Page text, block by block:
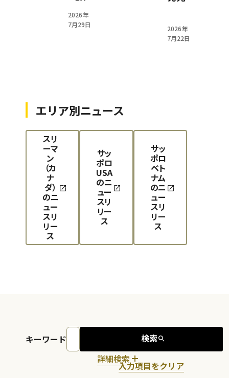
2026年
7月29日
2026年
7月22日
エリア別ニュース
スリ
ーマ
ン
（カ
ナ
ダ）
のニ
ュー
スリ
リー
ス
サッ
ポロ
USA
のニ
ュー
スリ
リー
ス
サッ
ポロ
ベト
ナム
のニ
ュー
スリ
リー
ス
キーワード 検索
入力項目をクリア
詳細検索